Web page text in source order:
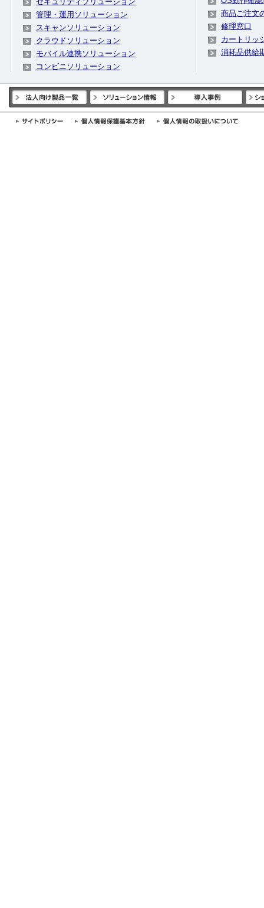
管理・運用ソリューション
スキャンソリューション
クラウドソリューション
モバイル連携ソリューション
コンビニソリューション
商品ご注文
修理窓口
カートリッ
消耗品供給